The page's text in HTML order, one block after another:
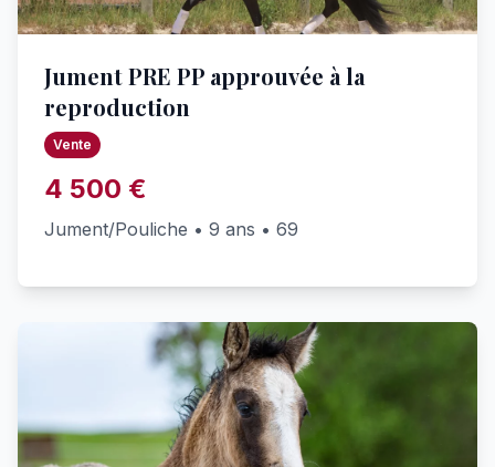
Jument PRE PP approuvée à la
reproduction
Vente
4 500 €
Jument/Pouliche • 9 ans • 69